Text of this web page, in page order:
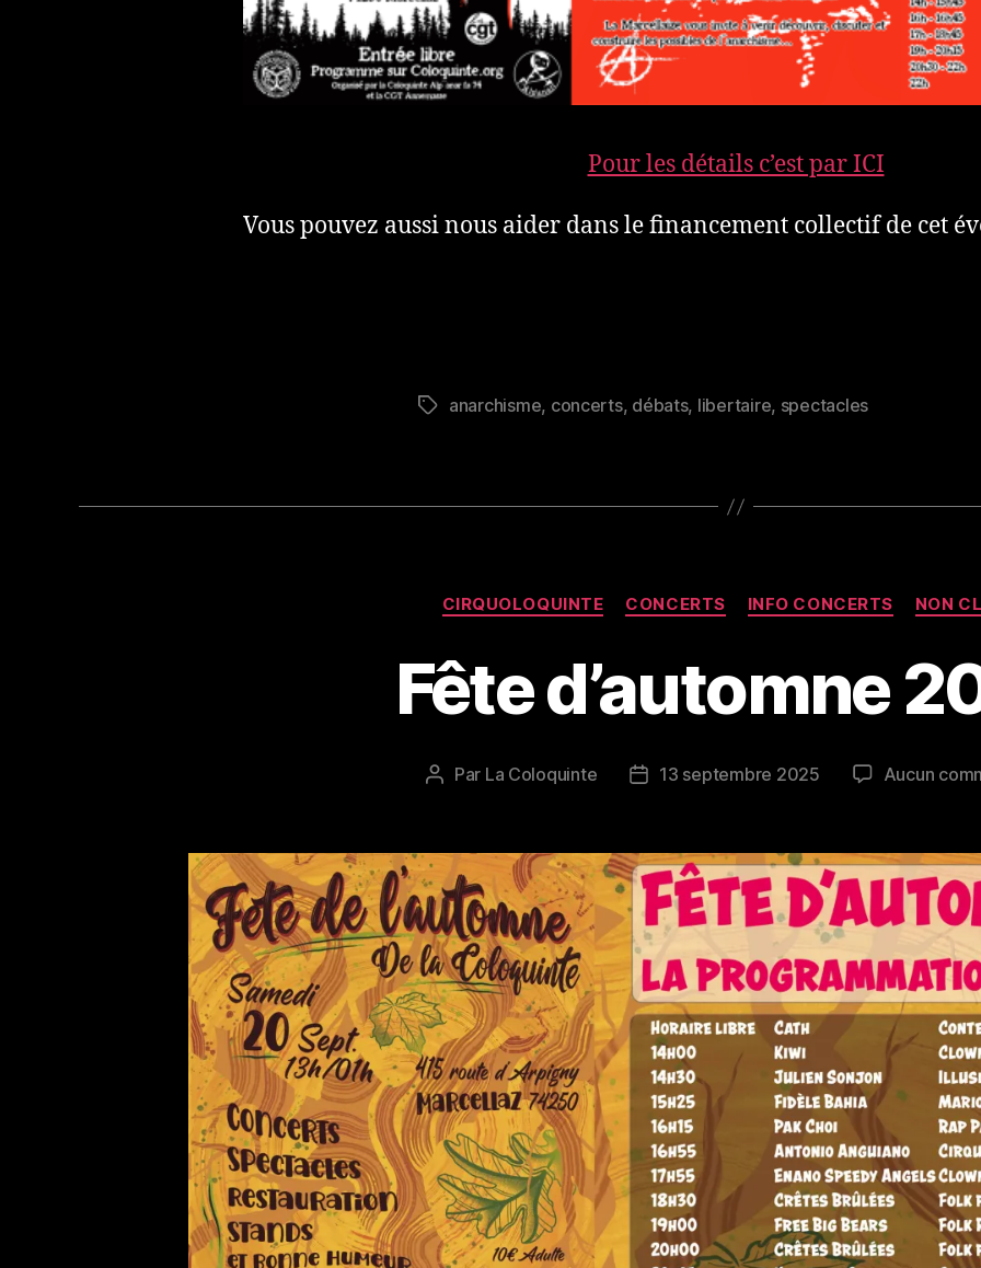
Pour les détails c’est par ICI
Vous pouvez aussi nous aider dans le financement collectif de cet
Étiquettes
anarchisme, concerts, débats, libertaire, spectacles
Catégories
CIRQUOLOQUINTE CONCERTS INFO CONCERTS NON
Fête d’automne
Auteur
Par La Coloquinte
Date13 septembre 2025 Aucun